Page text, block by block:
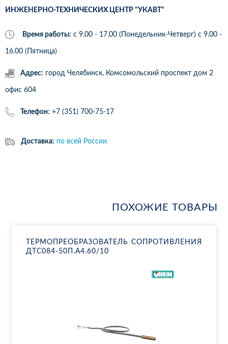
ИНЖЕНЕРНО-ТЕХНИЧЕСКИХ ЦЕНТР "УКАВТ"
Время работы: с 9.00 - 17.00 (Понедельник-Четверг) c 9.00 -
16.00 (Пятница)
Адрес: город Челябинск, Комсомольский проспект дом 2
офис 604
Телефон: +7 (351) 700-75-17
Доставка: по всей России
ПОХОЖИЕ ТОВАРЫ
ТЕР­МО­ПРЕ­ОБ­РА­ЗО­ВА­ТЕЛЬ СО­ПРО­ТИВ­ЛЕ­НИЯ
ДТ­С084-50П.А4.60/10